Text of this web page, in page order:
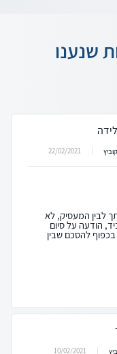
שנענו
22/02/2021
לבין המעסיק, לא
הודעה על סיום
להסכם שבין
10/02/2021